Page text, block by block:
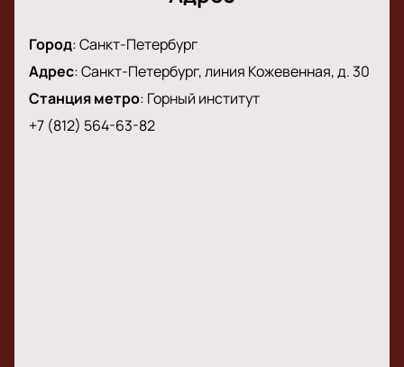
Город:Санкт-Петербург
Адрес:Санкт-Петербург, линия Кожевенная, д. 30
Станция метро: Горный институт
+7 (812) 564-63-82